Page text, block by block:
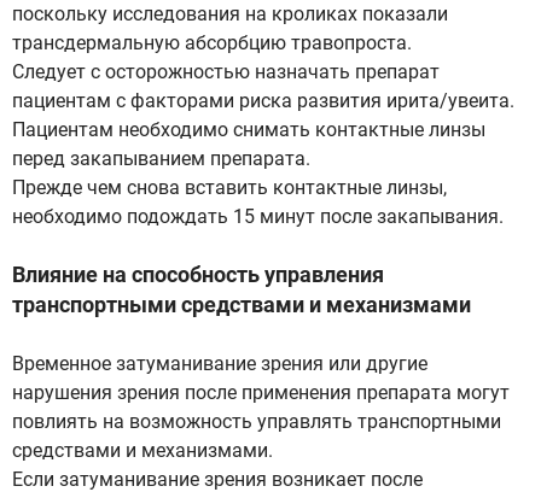
поскольку исследования на кроликах показали
трансдермальную абсорбцию травопроста.
Следует с осторожностью назначать препарат
пациентам с факторами риска развития ирита/увеита.
Пациентам необходимо снимать контактные линзы
перед закапыванием препарата.
Прежде чем снова вставить контактные линзы,
необходимо подождать 15 минут после закапывания.
Влияние на способность управления
транспортными средствами и механизмами
Временное затуманивание зрения или другие
нарушения зрения после применения препарата могут
повлиять на возможность управлять транспортными
средствами и механизмами.
Если затуманивание зрения возникает после